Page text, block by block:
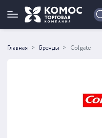
Главная Бренды Colgate